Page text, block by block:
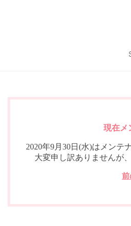
現在メ
2020年9月30日(水)はメンテ
大変申し訳ありませんが
前